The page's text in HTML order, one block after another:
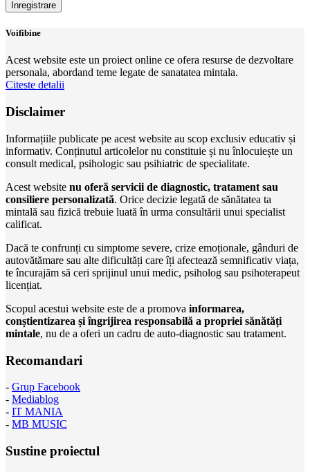
Voifibine
Acest website este un proiect online ce ofera resurse de dezvoltare
personala, abordand teme legate de sanatatea mintala.
Citeste detalii
Disclaimer
Informațiile publicate pe acest website au scop exclusiv educativ și
informativ. Conținutul articolelor nu constituie și nu înlocuiește un
consult medical, psihologic sau psihiatric de specialitate.
Acest website nu oferă servicii de diagnostic, tratament sau
consiliere personalizată. Orice decizie legată de sănătatea ta
mintală sau fizică trebuie luată în urma consultării unui specialist
calificat.
Dacă te confrunți cu simptome severe, crize emoționale, gânduri de
autovătămare sau alte dificultăți care îți afectează semnificativ viața,
te încurajăm să ceri sprijinul unui medic, psiholog sau psihoterapeut
licențiat.
Scopul acestui website este de a promova informarea,
conștientizarea și îngrijirea responsabilă a propriei sănătăți
mintale, nu de a oferi un cadru de auto-diagnostic sau tratament.
Recomandari
- Grup Facebook
- Mediablog
- IT MANIA
- MB MUSIC
Sustine proiectul